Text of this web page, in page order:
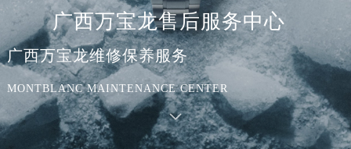
广西万宝龙售后服务中心
广西万宝龙维修保养服务
MONTBLANC MAINTENANCE CENTER